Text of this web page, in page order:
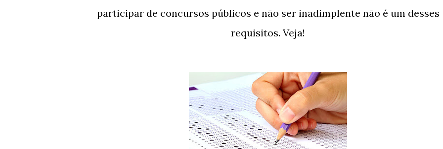
participar de concursos públicos e não ser inadimplente não é um desses
requisitos. Veja!